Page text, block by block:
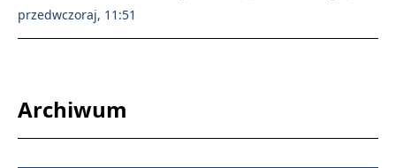
przedwczoraj, 11:51
Archiwum